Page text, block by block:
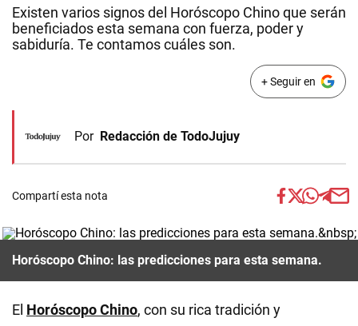
Existen varios signos del Horóscopo Chino que serán
beneficiados esta semana con fuerza, poder y
sabiduría. Te contamos cuáles son.
+ Seguir en
Por Redacción de TodoJujuy
Compartí esta nota
Horóscopo Chino: las predicciones para esta semana.
El Horóscopo Chino, con su rica tradición y